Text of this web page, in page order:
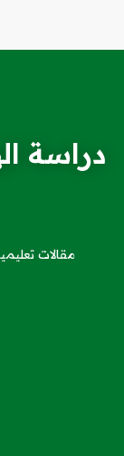
دراسة
مقالات